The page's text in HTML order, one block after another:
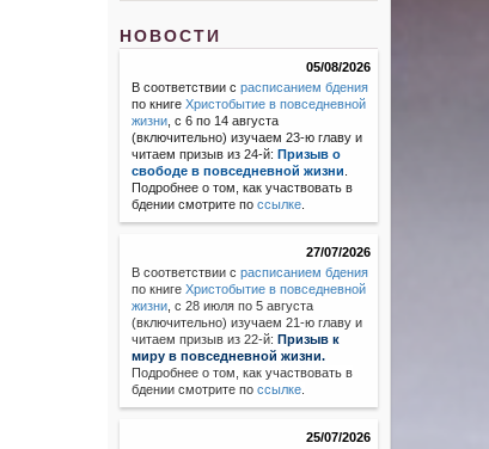
НОВОСТИ
05/08/2026
В соответствии срасписанием бдения
по книгеХристобытие в повседневной
жизни , с 6 по 14 августа
(включительно) изучаем 23-ю главу и
читаем призыв из 24-й: Призыв о
свободе в повседневной жизни
Подробнее о том, как участвовать в
бдении смотрите поссылке
27/07/2026
В соответствии с расписанием бдения
по книгеХристобытие в повседневной
жизни с 28 июля по 5 августа
(включительно) изучаем 21-ю главу и
читаем призыв из 22-й: Призыв к
миру в повседневной жизни.
Подробнее о том, как участвовать в
бдении смотрите поссылке
25/07/2026